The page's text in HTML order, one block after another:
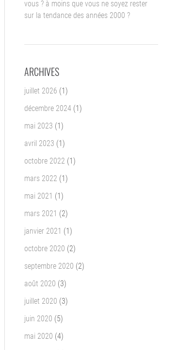
vous ? à moins que vous ne soyez rester
sur la tendance des années 2000 ?
ARCHIVES
juillet 2026 (1)
décembre 2024 (1)
mai 2023 (1)
avril 2023 (1)
octobre 2022 (1)
mars 2022 (1)
mai 2021 (1)
mars 2021 (2)
janvier 2021 (1)
octobre 2020 (2)
septembre 2020 (2)
août 2020 (3)
juillet 2020 (3)
juin 2020 (5)
mai 2020 (4)